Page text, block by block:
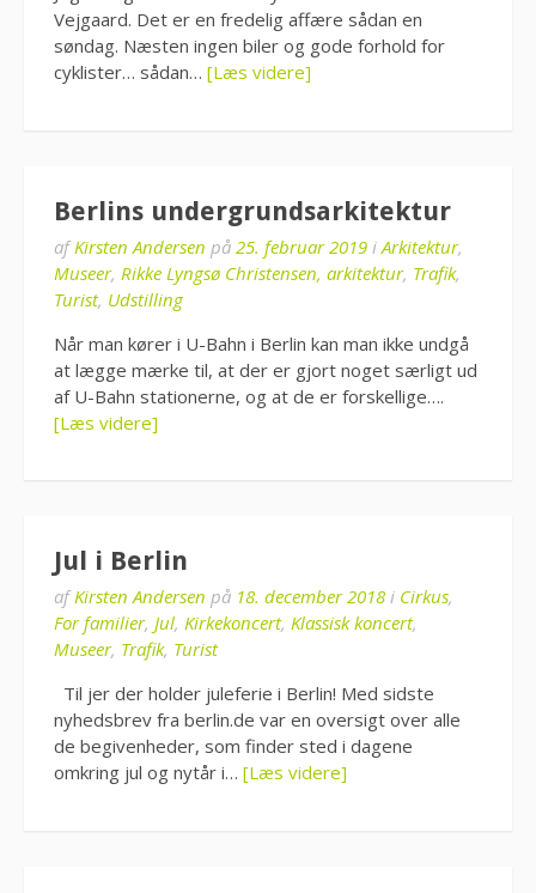
Vejgaard. Det er en fredelig affære sådan en
søndag. Næsten ingen biler og gode forhold for
cyklister… sådan… [Læs videre]
Berlins undergrundsarkitektur
afKirsten Andersen på 25. februar 2019 i Arkitektur,
Museer, Rikke Lyngsø Christensen, arkitektur, Trafik,
Turist, Udstilling
Når man kører i U-Bahn i Berlin kan man ikke undgå
at lægge mærke til, at der er gjort noget særligt ud
af U-Bahn stationerne, og at de er forskellige….
[Læs videre]
Jul i Berlin
afKirsten Andersen på 18. december 2018 i Cirkus,
For familier, Jul, Kirkekoncert, Klassisk koncert,
Museer, Trafik, Turist
Til jer der holder juleferie i Berlin! Med sidste
nyhedsbrev fra berlin.de var en oversigt over alle
de begivenheder, som finder sted i dagene
omkring jul og nytår i… [Læs videre]